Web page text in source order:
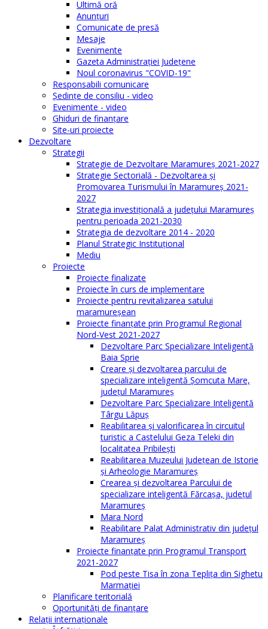
Ultimă oră
Anunţuri
Comunicate de presă
Mesaje
Evenimente
Gazeta Administraţiei Judeţene
Noul coronavirus "COVID-19"
Responsabili comunicare
Şedinţe de consiliu - video
Evenimente - video
Ghiduri de finanţare
Site-uri proiecte
Dezvoltare
Strategii
Strategie de Dezvoltare Maramureș 2021-2027
Strategie Sectorială - Dezvoltarea și
Promovarea Turismului în Maramureș 2021-
2027
Strategia investiţională a județului Maramureș
pentru perioada 2021-2030
Strategia de dezvoltare 2014 - 2020
Planul Strategic Instituţional
Mediu
Proiecte
Proiecte finalizate
Proiecte în curs de implementare
Proiecte pentru revitalizarea satului
maramureşean
Proiecte finanțate prin Programul Regional
Nord-Vest 2021-2027
Dezvoltare Parc Specializare Inteligentă
Baia Sprie
Creare și dezvoltarea parcului de
specializare inteligentă Șomcuta Mare,
județul Maramureș
Dezvoltare Parc Specializare Inteligentă
Târgu Lăpuș
Reabilitarea și valorificarea în circuitul
turistic a Castelului Geza Teleki din
localitatea Pribilești
Reabilitarea Muzeului Județean de Istorie
și Arheologie Maramureș
Crearea și dezvoltarea Parcului de
specializare inteligentă Fărcașa, județul
Maramureș
Mara Nord
Reabilitare Palat Administrativ din județul
Maramureș
Proiecte finanțate prin Programul Transport
2021-2027
Pod peste Tisa în zona Teplița din Sighetu
Marmației
Planificare teritorială
Oportunităţi de finanţare
Relaţii internaţionale